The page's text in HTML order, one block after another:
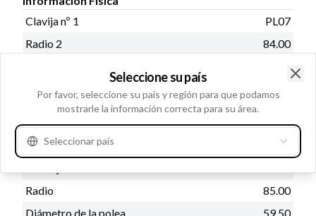
Clavija nº 1
PL07
Radio 2
84.00
Ranuras/polea
Orificio del soporte adyac.
a la correa 1
Distancia del soporte de
81.00
Radio
85.00
Diámetro de la polea
59.50
Seleccione su país
Por favor, seleccione su país y región para que podamos
mostrarle la información correcta para su área.
Seleccionar país